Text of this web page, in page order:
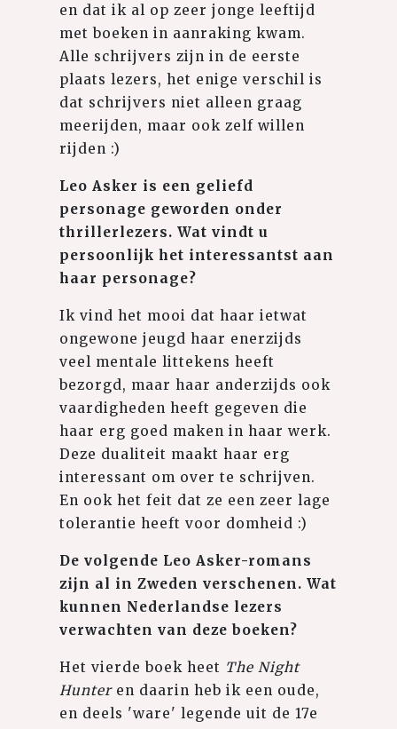
en dat ik al op zeer jonge leeftijd
met boeken in aanraking kwam.
Alle schrijvers zijn in de eerste
plaats lezers, het enige verschil is
dat schrijvers niet alleen graag
meerijden, maar ook zelf willen
rijden :)
Leo Asker is een geliefd
personage geworden onder
thrillerlezers. Wat vindt u
persoonlijk het interessantst aan
haar personage?
Ik vind het mooi dat haar ietwat
ongewone jeugd haar enerzijds
veel mentale littekens heeft
bezorgd, maar haar anderzijds ook
vaardigheden heeft gegeven die
haar erg goed maken in haar werk.
Deze dualiteit maakt haar erg
interessant om over te schrijven.
En ook het feit dat ze een zeer lage
tolerantie heeft voor domheid :)
De volgende Leo Asker-romans
zijn al in Zweden verschenen. Wat
kunnen Nederlandse lezers
verwachten van deze boeken?
Het vierde boek heet The Night
Hunteren daarin heb ik een oude,
en deels 'ware' legende uit de 17e